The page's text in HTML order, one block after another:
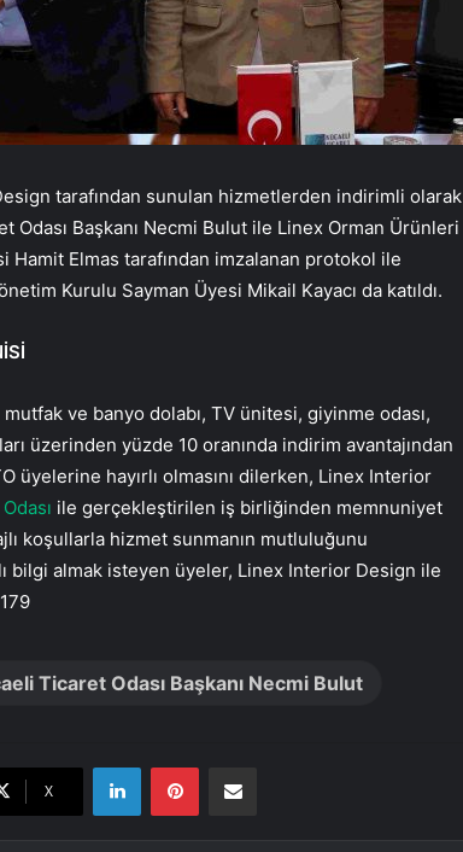
tarafından sunulan hizmetlerden indirimli olarak
Odası Başkanı Necmi Bulut ile Linex Orman Ürünleri
Elmas tarafından imzalanan protokol ile
Kurulu Sayman Üyesi Mikail Kayacı da katıldı.
ve banyo dolabı, TV ünitesi, giyinme odası,
üzerinden yüzde 10 oranında indirim avantajından
üyelerine hayırlı olmasını dilerken, Linex Interior
ile gerçekleştirilen iş birliğinden memnuniyet
koşullarla hizmet sunmanın mutluluğunu
bilgi almak isteyen üyeler, Linex Interior Design ile
Ticaret Odası Başkanı Necmi Bulut
X